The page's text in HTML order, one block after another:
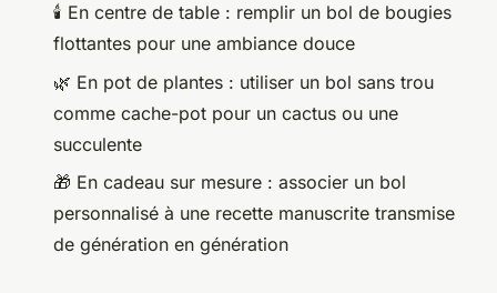
🕯 En centre de table : remplir un bol de bougies
flottantes pour une ambiance douce
🌿 En pot de plantes : utiliser un bol sans trou
comme cache-pot pour un cactus ou une
succulente
🎁 En cadeau sur mesure : associer un bol
personnalisé à une recette manuscrite transmise
de génération en génération